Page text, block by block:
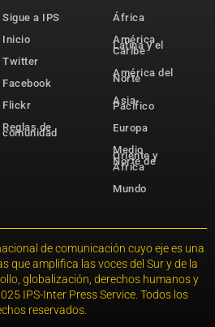
Sigue a IPS
Inicio
Twitter
Facebook
Flickr
Reglas de
comunidad
África
América
Latina y el
Caribe
América del
Norte
Asia-
Pacífico
Europa
Medio
Oriente y
Norte de
África
Mundo
de comunicación cuyo eje es una
que amplifica las voces del Sur y de la
globalización, derechos humanos y
IPS-Inter Press Service. Todos los
reservados.